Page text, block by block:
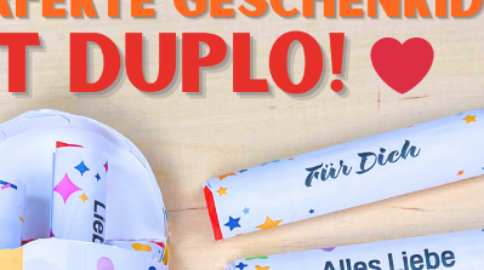
jetzt nicht sooo spannend und besonders, aber hier
werden! Danach nur noch aufs Brot: Lecker!